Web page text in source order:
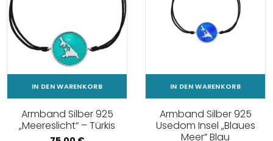
IN DEN WARENKORB
Armband Silber 925
„Meereslicht“ – Türkis
IN DEN WARENKORB
Armband Silber 925
Usedom Insel „Blaues
Meer” Blau